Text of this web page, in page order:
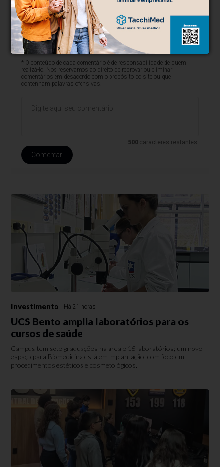
* O conteúdo de cada comentário é de responsabilidade de quem
realizá-lo. Nos reservamos ao direito de reprovar ou eliminar
comentários em desacordo com o propósito do site ou que
contenham palavras ofensivas.
500 caracteres restantes.
Comentar
Investimento Há 21 horas
UCS Bento amplia laboratórios para os
cursos de saúde
Campus tem sete graduações na área e 15 laboratórios; um novo
espaço para Biomedicina está em implantação, com foco em
procedimentos estéticos e cosmetológicos.